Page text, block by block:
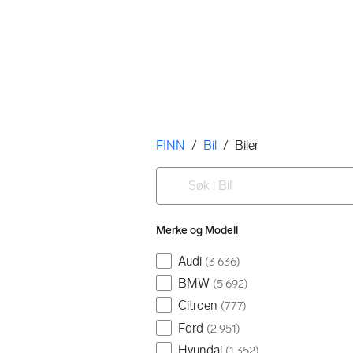
Her er du
FINN / Bil / Biler
Filtre
Søk i Bil
Merke og Modell
Audi (3 636)
BMW (5 692)
Citroen (777)
Ford (2 951)